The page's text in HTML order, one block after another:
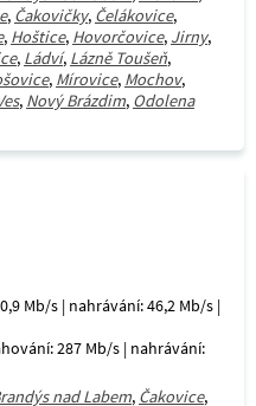
, Čakovičky, Čelákovice,
, Hoštice, Hovorčovice, Jirny,
, Ládví, Lázně Toušeň,
, Mírovice, Mochov,
, Nový Brázdim, Odolena
Mb/s | nahrávání: 46,2 Mb/s |
287 Mb/s | nahrávání:
nad Labem, Čakovice,